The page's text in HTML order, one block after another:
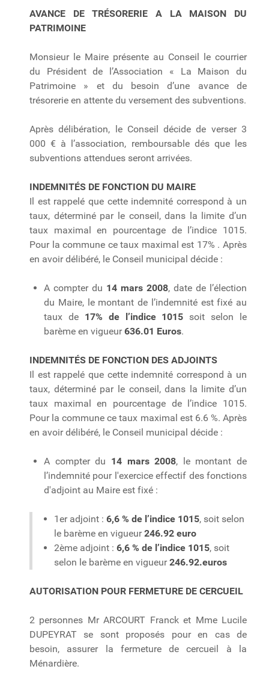
AVANCE DE TRÉSORERIE A LA MAISON DU
PATRIMOINE
Monsieur le Maire présente au Conseil le courrier
du Président de l’Association « La Maison du
Patrimoine » et du besoin d’une avance de
trésorerie en attente du versement des subventions.
Après délibération, le Conseil décide de verser 3
000 € à l’association, remboursable dés que les
subventions attendues seront arrivées.
INDEMNITÉS DE FONCTION DU MAIRE
Il est rappelé que cette indemnité correspond à un
taux, déterminé par le conseil, dans la limite d’un
taux maximal en pourcentage de l’indice 1015.
Pour la commune ce taux maximal est 17% . Après
en avoir délibéré, le Conseil municipal décide :
A compter du 14 mars 2008, date de l’élection
du Maire, le montant de l’indemnité est fixé au
taux de 17% de l’indice 1015 soit selon le
barème en vigueur636.01 Euros.
INDEMNITÉS DE FONCTION DES ADJOINTS
Il est rappelé que cette indemnité correspond à un
taux, déterminé par le conseil, dans la limite d’un
taux maximal en pourcentage de l’indice 1015.
Pour la commune ce taux maximal est 6.6 %. Après
en avoir délibéré, le Conseil municipal décide :
A compter du 14 mars 2008, le montant de
l’indemnité pour l'exercice effectif des fonctions
d'adjoint au Maire est fixé :
1er adjoint : 6,6 % de l’indice 1015, soit selon
le barème en vigueur246.92 euro
2ème adjoint : 6,6 % de l’indice 1015, soit
selon le barème en vigueur246.92.euros
AUTORISATION POUR FERMETURE DE CERCUEIL
2 personnes Mr ARCOURT Franck et Mme Lucile
DUPEYRAT se sont proposés pour en cas de
besoin, assurer la fermeture de cercueil à la
Ménardière.